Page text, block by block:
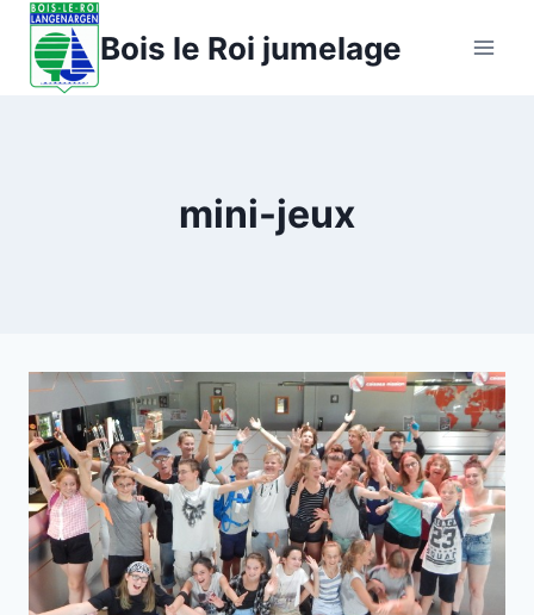
Aller
contenu
Bois le Roi jumelage
mini-jeux